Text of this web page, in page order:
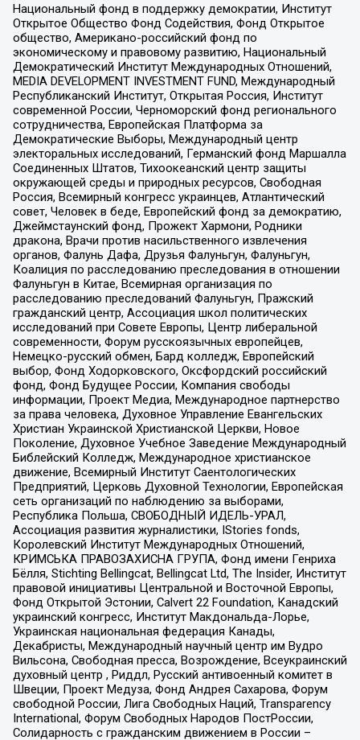
Национальный фонд в поддержку демократии, Институт
Открытое Общество Фонд Содействия, Фонд Открытое
общество, Американо-российский фонд по
экономическому и правовому развитию, Национальный
Демократический Институт Международных Отношений,
MEDIA DEVELOPMENT INVESTMENT FUND, Международный
Республиканский Институт, Открытая Россия, Институт
современной России, Черноморский фонд регионального
сотрудничества, Европейская Платформа за
Демократические Выборы, Международный центр
электоральных исследований, Германский фонд Маршалла
Соединенных Штатов, Тихоокеанский центр защиты
окружающей среды и природных ресурсов, Свободная
Россия, Всемирный конгресс украинцев, Атлантический
совет, Человек в беде, Европейский фонд за демократию,
Джеймстаунский фонд, Прожект Хармони, Родники
дракона, Врачи против насильственного извлечения
органов, Фалунь Дафа, Друзья Фалуньгун, Фалуньгун,
Коалиция по расследованию преследования в отношении
Фалуньгун в Китае, Всемирная организация по
расследованию преследований Фалуньгун, Пражский
гражданский центр, Ассоциация школ политических
исследований при Совете Европы, Центр либеральной
современности, Форум русскоязычных европейцев,
Немецко-русский обмен, Бард колледж, Европейский
выбор, Фонд Ходорковского, Оксфордский российский
фонд, Фонд Будущее России, Компания свободы
информации, Проект Медиа, Международное партнерство
за права человека, Духовное Управление Евангельских
Христиан Украинской Христианской Церкви, Новое
Поколение, Духовное Учебное Заведение Международный
Библейский Колледж, Международное христианское
движение, Всемирный Институт Саентологических
Предприятий, Церковь Духовной Технологии, Европейская
сеть организаций по наблюдению за выборами,
Республика Польша, СВОБОДНЫЙ ИДЕЛЬ-УРАЛ,
Ассоциация развития журналистики, IStories fonds,
Королевский Институт Международных Отношений,
КРИМСЬКА ПРАВОЗАХИСНА ГРУПА, Фонд имени Генриха
Бёлля, Stichting Bellingcat, Bellingcat Ltd, The Insider, Институт
правовой инициативы Центральной и Восточной Европы,
Фонд Открытой Эстонии, Calvert 22 Foundation, Канадский
украинский конгресс, Институт Макдональда-Лорье,
Украинская национальная федерация Канады,
Декабристы, Международный научный центр им Вудро
Вильсона, Свободная пресса, Возрождение, Всеукраинский
духовный центр , Риддл, Русский антивоенный комитет в
Швеции, Проект Медуза, Фонд Андрея Сахарова, Форум
свободной России, Лига Свободных Наций, Transparеncy
International, Форум Свободных Народов ПостРоссии,
Солидарность с гражданским движением в России –